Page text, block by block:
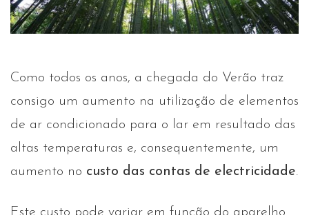
Como todos os anos, a chegada do Verão traz
consigo um aumento na utilização de elementos
de ar condicionado para o lar em resultado das
altas temperaturas e, consequentemente, um
aumento no custo das contas de electricidade.